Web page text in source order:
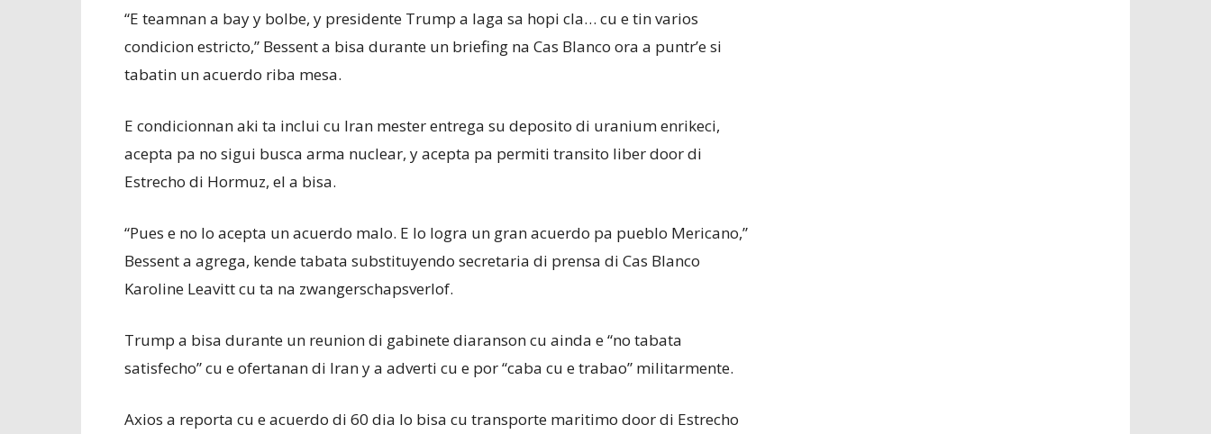
“E teamnan a bay y bolbe, y presidente Trump a laga sa hopi cla… cu e tin varios
condicion estricto,” Bessent a bisa durante un briefing na Cas Blanco ora a puntr’e si
tabatin un acuerdo riba mesa.
E condicionnan aki ta inclui cu Iran mester entrega su deposito di uranium enrikeci,
acepta pa no sigui busca arma nuclear, y acepta pa permiti transito liber door di
Estrecho di Hormuz, el a bisa.
“Pues e no lo acepta un acuerdo malo. E lo logra un gran acuerdo pa pueblo Mericano,”
Bessent a agrega, kende tabata substituyendo secretaria di prensa di Cas Blanco
Karoline Leavitt cu ta na zwangerschapsverlof.
Trump a bisa durante un reunion di gabinete diaranson cu ainda e “no tabata
satisfecho” cu e ofertanan di Iran y a adverti cu e por “caba cu e trabao” militarmente.
Axios a reporta cu e acuerdo di 60 dia lo bisa cu transporte maritimo door di Estrecho